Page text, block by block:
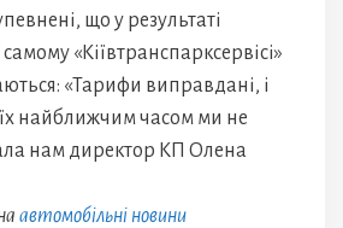
що у результаті
«Кіївтранспарксервісі»
«Тарифи виправдані, і
найближчим часом ми не
нам директор КП Олена
автомобільні новини